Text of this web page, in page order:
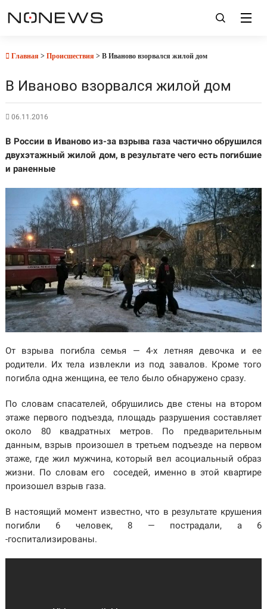
Главная > Происшествия > В Иваново взорвался жилой дом
В Иваново взорвался жилой дом
06.11.2016
В России в Иваново из-за взрыва газа частично обрушился
двухэтажный жилой дом, в результате чего есть погибшие
и раненные
От взрыва погибла семья — 4-х летняя девочка и ее
родители. Их тела извлекли из под завалов. Кроме того
погибла одна женщина, ее тело было обнаружено сразу.
По словам спасателей, обрушились две стены на втором
этаже первого подъезда, площадь разрушения составляет
около 80 квадратных метров. По предварительным
данным, взрыв произошел в третьем подъезде на первом
этаже, где жил мужчина, который вел асоциальный образ
жизни. По словам его соседей, именно в этой квартире
произошел взрыв газа.
В настоящий момент известно, что в результате крушения
погибли 6 человек, 8 — пострадали, а 6
-госпитализированы.